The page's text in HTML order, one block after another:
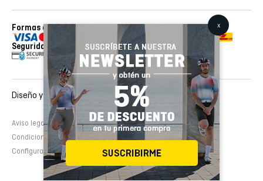
Formas de pago
Envios realizados con
Seguridad
Aviso legal Política de cookies
Política de privacidad
Condiciones de contratación
Configurar cookies
Diseño y desarrollo web : EMFASI